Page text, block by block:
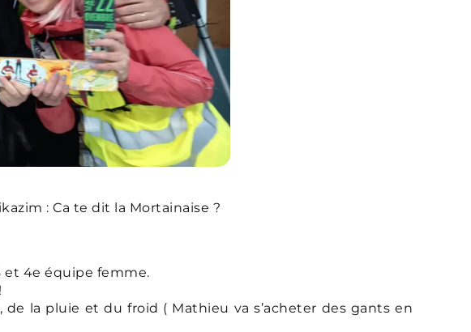
: Ca te dit la Mortainaise ?
et 4e équipe femme.
la pluie et du froid ( Mathieu va s’acheter des gants en